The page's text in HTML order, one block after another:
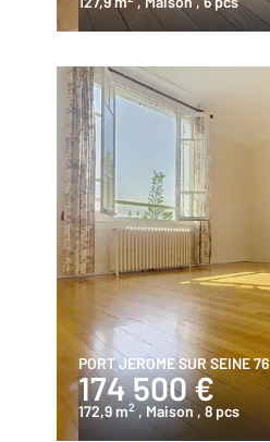
PORT JEROME SUR SEINE 76
174 500 €
172,9 m2 , Maison , 8 pcs